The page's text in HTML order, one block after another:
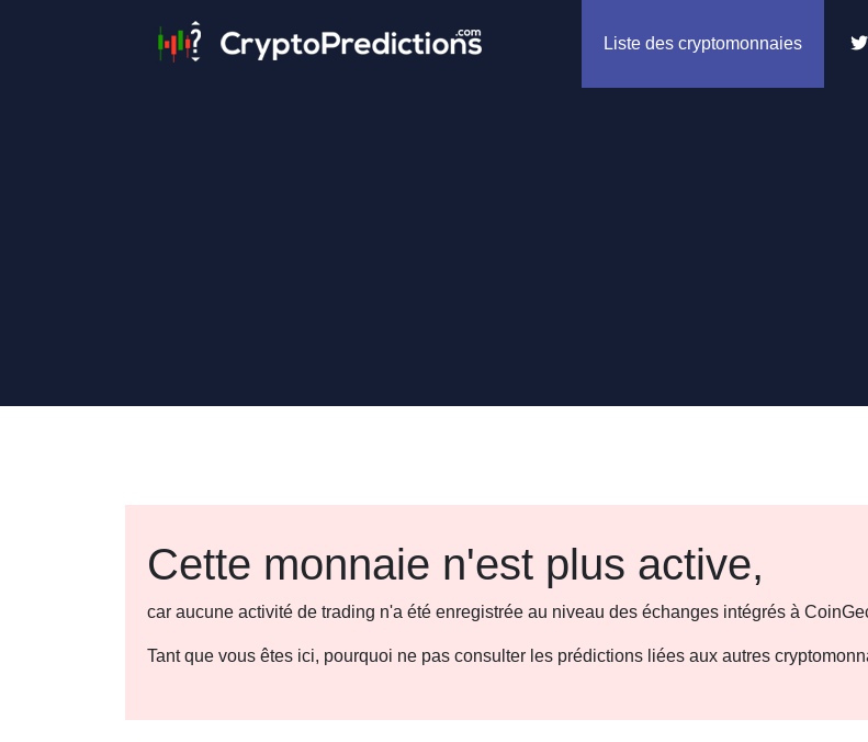
Liste des cryptomonnaies
Cette monnaie n'est plus active,
car aucune activité de trading n'a été enregistrée au niveau des échanges intégrés à
Tant que vous êtes ici, pourquoi ne pas consulter les prédictions liées aux autres